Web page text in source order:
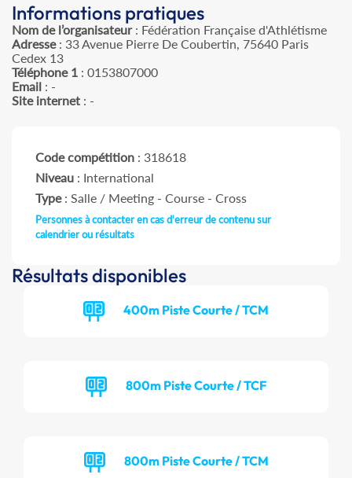
Informations pratiques
Nom de l’organisateur: Fédération Française d'Athlétisme
Adresse: 33 Avenue Pierre De Coubertin, 75640 Paris
Cedex 13
Téléphone 1 : 0153807000
Email : -
Site internet : -
Code compétition : 318618
Niveau : International
Type: Salle / Meeting - Course - Cross
Personnes à contacter en cas d'erreur de contenu sur
calendrier ou résultats
Résultats disponibles
400m Piste Courte / TCM
800m Piste Courte / TCF
800m Piste Courte / TCM